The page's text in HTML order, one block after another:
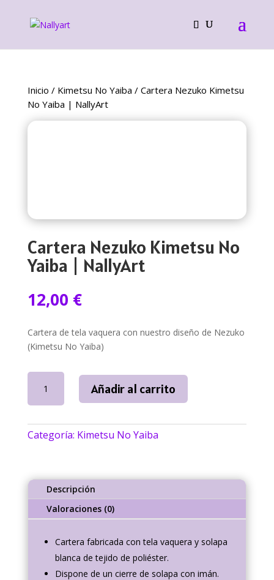
Inicio / Kimetsu No Yaiba / Cartera Nezuko Kimetsu
No Yaiba | NallyArt
Cartera Nezuko Kimetsu No
Yaiba | NallyArt
12,00 €
Cartera de tela vaquera con nuestro diseño de Nezuko
(Kimetsu No Yaiba)
Nezuko
Kimetsu
Yaiba
cantidad
Añadir al carrito
Categoría: Kimetsu No Yaiba
Descripción
Valoraciones (0)
Cartera fabricada con tela vaquera y solapa
blanca de tejido de poliéster.
Dispone de un cierre de solapa con imán.